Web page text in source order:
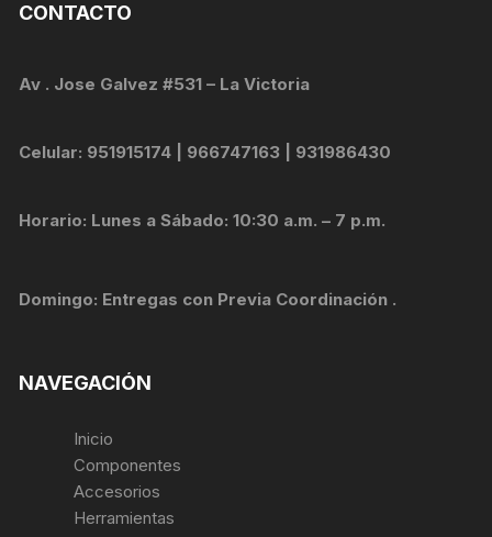
CONTACTO
Av . Jose Galvez #531 – La Victoria
Celular: 951915174 | 966747163 | 931986430
Horario: Lunes a Sábado: 10:30 a.m. – 7 p.m.
Domingo: Entregas con Previa Coordinación .
NAVEGACIÓN
Inicio
Componentes
Accesorios
Herramientas